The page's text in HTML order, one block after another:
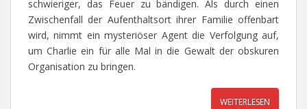
schwieriger, das Feuer zu bändigen. Als durch einen
Zwischenfall der Aufenthaltsort ihrer Familie offenbart
wird, nimmt ein mysteriöser Agent die Verfolgung auf,
um Charlie ein für alle Mal in die Gewalt der obskuren
Organisation zu bringen.
WEITERLESEN